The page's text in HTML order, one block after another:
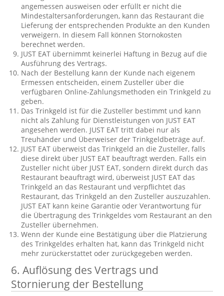
angemessen ausweisen oder erfüllt er nicht die
Mindestaltersanforderungen, kann das Restaurant die
Lieferung der entsprechenden Produkte an den Kunden
verweigern. In diesem Fall können Stornokosten
berechnet werden.
JUST EAT übernimmt keinerlei Haftung in Bezug auf die
Ausführung des Vertrags.
Nach der Bestellung kann der Kunde nach eigenem
Ermessen entscheiden, einem Zusteller über die
verfügbaren Online-Zahlungsmethoden ein Trinkgeld zu
geben.
Das Trinkgeld ist für die Zusteller bestimmt und kann
nicht als Zahlung für Dienstleistungen von JUST EAT
angesehen werden. JUST EAT tritt dabei nur als
Treuhänder und Überweiser der Trinkgeldbeträge auf.
JUST EAT überweist das Trinkgeld an die Zusteller, falls
diese direkt über JUST EAT beauftragt werden. Falls ein
Zusteller nicht über JUST EAT, sondern direkt durch das
Restaurant beauftragt wird, überweist JUST EAT das
Trinkgeld an das Restaurant und verpflichtet das
Restaurant, das Trinkgeld an den Zusteller auszuzahlen.
JUST EAT kann keine Garantie oder Verantwortung für
die Übertragung des Trinkgeldes vom Restaurant an den
Zusteller übernehmen.
Wenn der Kunde eine Bestätigung über die Platzierung
des Trinkgeldes erhalten hat, kann das Trinkgeld nicht
mehr zurückerstattet oder zurückgegeben werden.
6.Auflösung des Vertrags und
Stornierung der Bestellung